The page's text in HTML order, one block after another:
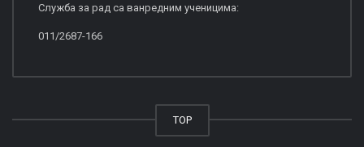
Служба за рад са ванредним ученицима:
011/2687-166
TOP